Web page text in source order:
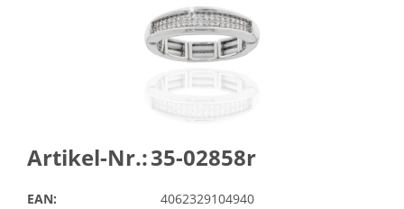
Artikel-Nr.:35-02858r
EAN: 4062329104940